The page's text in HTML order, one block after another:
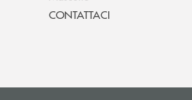
CONTATTACI